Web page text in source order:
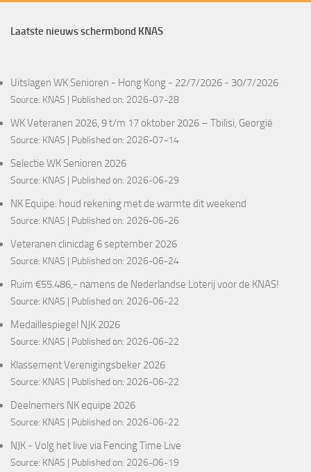
Laatste nieuws schermbond KNAS
Uitslagen WK Senioren - Hong Kong - 22/7/2026 - 30/7/2026
Source: KNAS Published on: 2026-07-28
WK Veteranen 2026, 9 t/m 17 oktober 2026 – Tbilisi, Georgië
Source: KNAS Published on: 2026-07-14
Selectie WK Senioren 2026
Source: KNAS Published on: 2026-06-29
NK Equipe: houd rekening met de warmte dit weekend
Source: KNAS Published on: 2026-06-26
Veteranen clinicdag 6 september 2026
Source: KNAS Published on: 2026-06-24
Ruim €55.486,- namens de Nederlandse Loterij voor de KNAS!
Source: KNAS Published on: 2026-06-22
Medaillespiegel NJK 2026
Source: KNAS Published on: 2026-06-22
Klassement Verenigingsbeker 2026
Source: KNAS Published on: 2026-06-22
Deelnemers NK equipe 2026
Source: KNAS Published on: 2026-06-22
NJK - Volg het live via Fencing Time Live
Source: KNAS Published on: 2026-06-19